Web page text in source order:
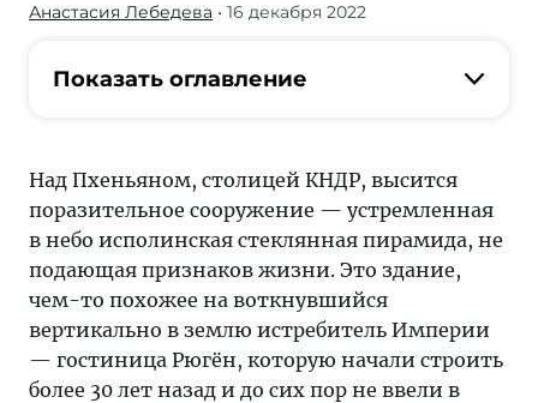
Над
столицей
сооружение —
устремленная
небо
стеклянная
пирамида,
Анастасия Лебедева • 16 декабря 2022
Показать оглавление
Над Пхеньяном, столицей КНДР, высится
поразительное сооружение — устремленная
в небо исполинская стеклянная пирамида, не
подающая признаков жизни. Это здание,
чем-то похожее на воткнувшийся
вертикально в землю истребитель Империи
— гостиница Рюгён, которую начали строить
более 30 лет назад и до сих пор не ввели в